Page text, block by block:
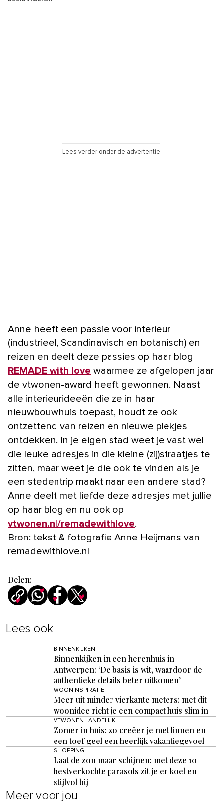
Lees verder onder de advertentie
Anne heeft een passie voor interieur
(industrieel, Scandinavisch en botanisch) en
reizen en deelt deze passies op haar blog
REMADE with love waarmee ze afgelopen jaar
de vtwonen-award heeft gewonnen. Naast
alle interieurideeën die ze in haar
nieuwbouwhuis toepast, houdt ze ook
ontzettend van reizen en nieuwe plekjes
ontdekken. In je eigen stad weet je vast wel
die leuke adresjes in die kleine (zij)straatjes te
zitten, maar weet je die ook te vinden als je
een stedentrip maakt naar een andere stad?
Anne deelt met liefde deze adresjes met jullie
op haar blog en nu ook op
vtwonen.nl/remadewithlove.
Bron: tekst & fotografie Anne Heijmans van
remadewithlove.nl
Delen:
Lees ook
BINNENKIJKEN
Binnenkijken in een herenhuis in
Antwerpen: ‘De basis is wit, waardoor de
authentieke details beter uitkomen’
WOONINSPIRATIE
Meer uit minder vierkante meters: met dit
woonidee richt je een compact huis slim in
VTWONEN LANDELIJK
Zomer in huis: zo creëer je met linnen en
een toef geel een heerlijk vakantiegevoel
SHOPPING
Laat de zon maar schijnen: met deze 10
bestverkochte parasols zit je er koel en
stijlvol bij
Meer voor jou